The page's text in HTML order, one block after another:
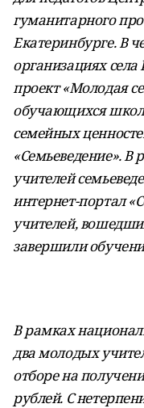
гуманитарного
Екатеринбурге. В
организациях
проект «Молодая
обучающихся
семейных
«Семьеведение». В
учителей
интернет-портал
учителей,
завершили
В рамках
два молодых
отборе на
рублей. С